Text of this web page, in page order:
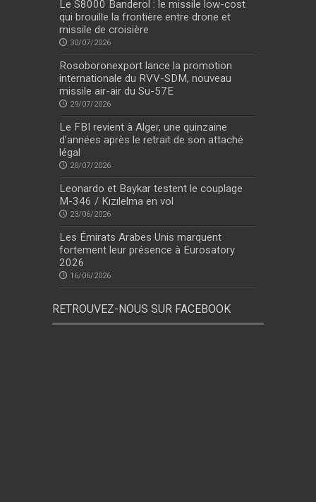
Le S8000 Banderol : le missile low-cost
qui brouille la frontière entre drone et
missile de croisière
30/07/2026
Rosoboronexport lance la promotion
internationale du RVV-SDM, nouveau
missile air-air du Su-57E
29/07/2026
Le FBI revient à Alger, une quinzaine
d’années après le retrait de son attaché
légal
20/07/2026
Leonardo et Baykar testent le couplage
M-346 / Kızılelma en vol
23/06/2026
Les Émirats Arabes Unis marquent
fortement leur présence à Eurosatory
2026
16/06/2026
RETROUVEZ-NOUS SUR FACEBOOK